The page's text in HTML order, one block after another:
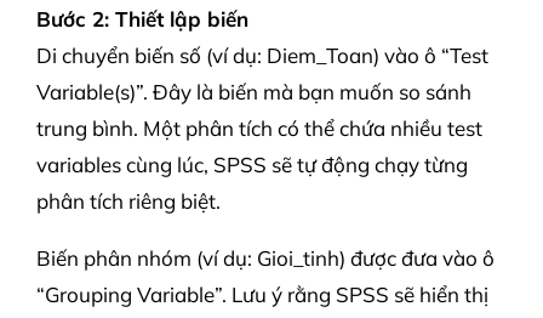
Bước 2: Thiết lập biến
Di chuyển biến số (ví dụ: Diem_Toan) vào ô “Test
Variable(s)”. Đây là biến mà bạn muốn so sánh
trung bình. Một phân tích có thể chứa nhiều test
variables cùng lúc, SPSS sẽ tự động chạy từng
phân tích riêng biệt.
Biến phân nhóm (ví dụ: Gioi_tinh) được đưa vào ô
“Grouping Variable”. Lưu ý rằng SPSS sẽ hiển thị